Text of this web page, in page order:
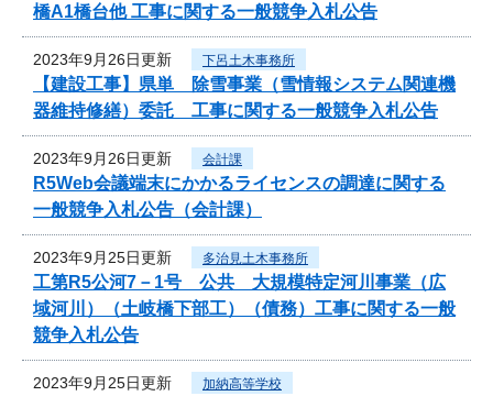
橋A1橋台他 工事に関する一般競争入札公告
2023年9月26日更新 下呂土木事務所
【建設工事】県単 除雪事業（雪情報システム関連機
器維持修繕）委託 工事に関する一般競争入札公告
2023年9月26日更新 会計課
R5Web会議端末にかかるライセンスの調達に関する
一般競争入札公告（会計課）
2023年9月25日更新 多治見土木事務所
工第R5公河7－1号 公共 大規模特定河川事業（広
域河川）（土岐橋下部工）（債務）工事に関する一般
競争入札公告
2023年9月25日更新 加納高等学校